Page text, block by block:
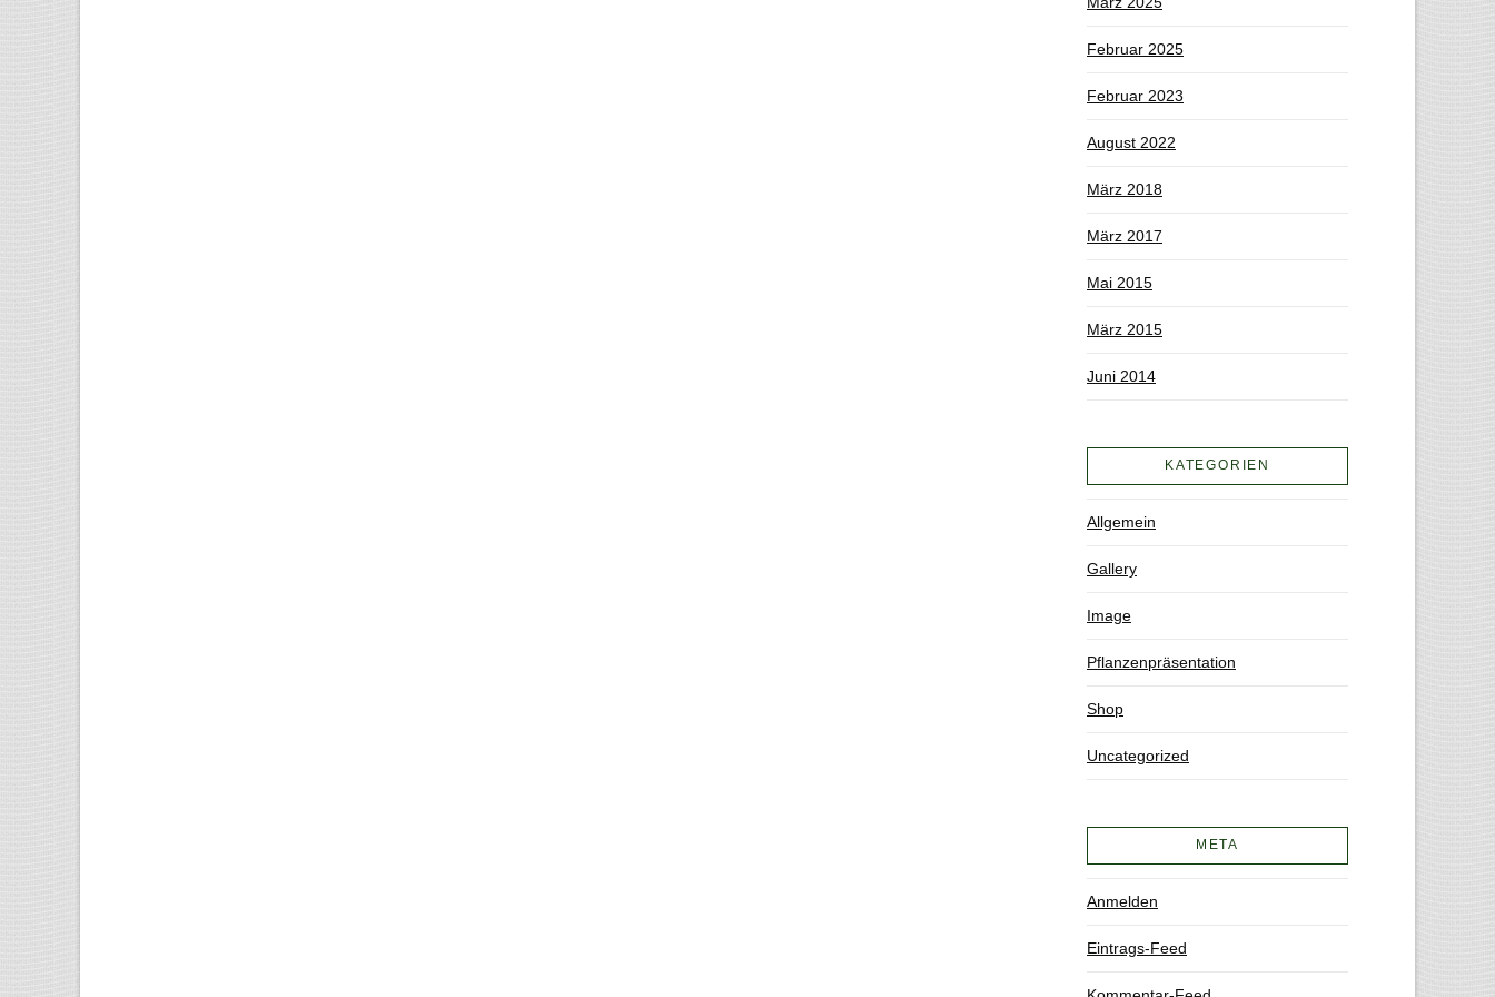
Februar 2025
Februar 2023
August 2022
März 2018
März 2017
Mai 2015
März 2015
Juni 2014
KATEGORIEN
Allgemein
Gallery
Image
Pflanzenpräsentation
Shop
Uncategorized
META
Anmelden
Eintrags-Feed